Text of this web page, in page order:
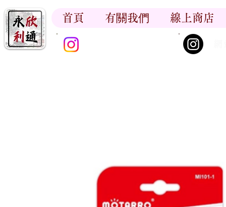
首頁 有關我們 線上商店